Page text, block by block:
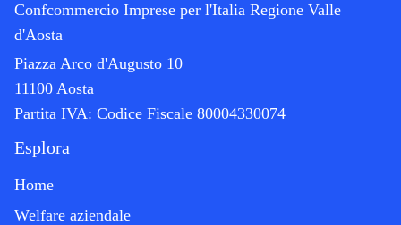
Confcommercio Imprese per l'Italia Regione Valle
d'Aosta
Piazza Arco d'Augusto 10
11100 Aosta
Partita IVA: Codice Fiscale 80004330074
Esplora
Home
Welfare aziendale